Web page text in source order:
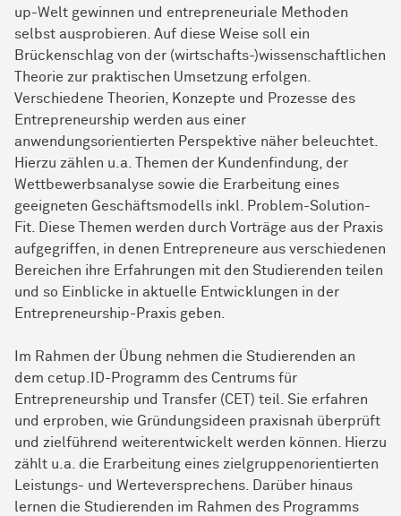
up-Welt gewinnen und entrepreneuriale Methoden
selbst ausprobieren. Auf diese Weise soll ein
Brückenschlag von der (wirtschafts-)wissenschaftlichen
Theorie zur praktischen Umsetzung erfolgen.
Verschiedene Theorien, Konzepte und Prozesse des
Entrepreneurship werden aus einer
anwendungsorientierten Perspektive näher beleuchtet.
Hierzu zählen u.a. Themen der Kundenfindung, der
Wettbewerbsanalyse sowie die Erarbeitung eines
geeigneten Geschäftsmodells inkl. Problem-Solution-
Fit. Diese Themen werden durch Vorträge aus der Praxis
aufgegriffen, in denen Entrepreneure aus verschiedenen
Bereichen ihre Erfahrungen mit den Studierenden teilen
und so Einblicke in aktuelle Entwicklungen in der
Entrepreneurship-Praxis geben.
Im Rahmen der Übung nehmen die Studierenden an
dem cetup.ID-Programm des Centrums für
Entrepreneurship und Transfer (CET) teil. Sie erfahren
und erproben, wie Gründungsideen praxisnah überprüft
und zielführend weiterentwickelt werden können. Hierzu
zählt u.a. die Erarbeitung eines zielgruppenorientierten
Leistungs- und Werteversprechens. Darüber hinaus
lernen die Studierenden im Rahmen des Programms